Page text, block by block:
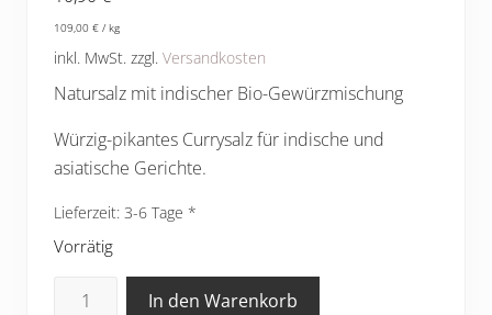
109,00 € /kg
inkl. MwSt. zzgl. Versandkosten
Natursalz mit indischer Bio-Gewürzmischung
Würzig-pikantes Currysalz für indische und
asiatische Gerichte.
Lieferzeit: 3-6 Tage
Vorrätig
Indisches
In den Warenkorb